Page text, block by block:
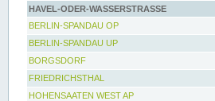
HAVEL-ODER-WASSERSTRASSE
BERLIN-SPANDAU OP
BERLIN-SPANDAU UP
BORGSDORF
FRIEDRICHSTHAL
HOHENSAATEN WEST AP